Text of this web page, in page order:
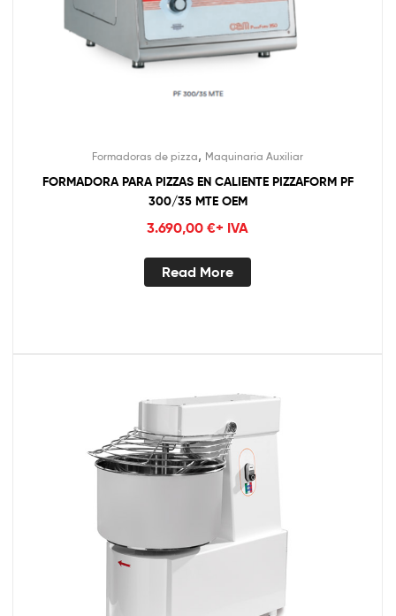
Formadoras de pizza, Maquinaria Auxiliar
FORMADORA PARA PIZZAS EN CALIENTE PIZZAFORM PF
300/35 MTE OEM
3.690,00 €+ IVA
Read More